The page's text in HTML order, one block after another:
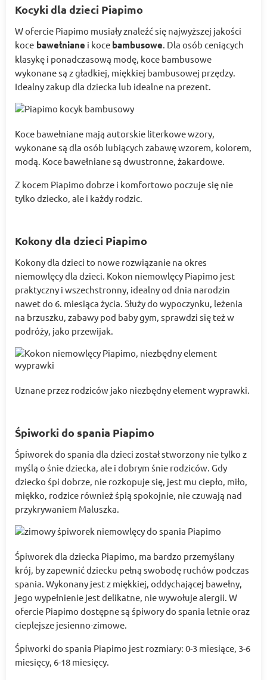
Kocyki dla dzieci Piapimo
W ofercie Piapimo musiały znaleźć się najwyższej jakości
koce bawełniane i koce bambusowe. Dla osób ceniących
klasykę i ponadczasową modę, koce bambusowe
wykonane są z gładkiej, miękkiej bambusowej przędzy.
Idealny zakup dla dziecka lub idealne na prezent.
Koce bawełniane mają autorskie literkowe wzory,
wykonane są dla osób lubiących zabawę wzorem, kolorem,
modą. Koce bawełniane są dwustronne, żakardowe.
Z kocem Piapimo dobrze i komfortowo poczuje się nie
tylko dziecko, ale i każdy rodzic.
Kokony dla dzieci Piapimo
Kokony dla dzieci to nowe rozwiązanie na okres
niemowlęcy dla dzieci. Kokon niemowlęcy Piapimo jest
praktyczny i wszechstronny, idealny od dnia narodzin
nawet do 6. miesiąca życia. Służy do wypoczynku, leżenia
na brzuszku, zabawy pod baby gym, sprawdzi się też w
podróży, jako przewijak.
Uznane przez rodziców jako niezbędny element wyprawki.
Śpiworki do spania Piapimo
Śpiworek do spania dla dzieci został stworzony nie tylko z
myślą o śnie dziecka, ale i dobrym śnie rodziców. Gdy
dziecko śpi dobrze, nie rozkopuje się, jest mu ciepło, miło,
miękko, rodzice również śpią spokojnie, nie czuwają nad
przykrywaniem Maluszka.
Śpiworek dla dziecka Piapimo, ma bardzo przemyślany
krój, by zapewnić dziecku pełną swobodę ruchów podczas
spania. Wykonany jest z miękkiej, oddychającej bawełny,
jego wypełnienie jest delikatne, nie wywołuje alergii. W
ofercie Piapimo dostępne są śpiwory do spania letnie oraz
cieplejsze jesienno-zimowe.
Śpiworki do spania Piapimo jest rozmiary: 0-3 miesiące, 3-6
miesięcy, 6-18 miesięcy.